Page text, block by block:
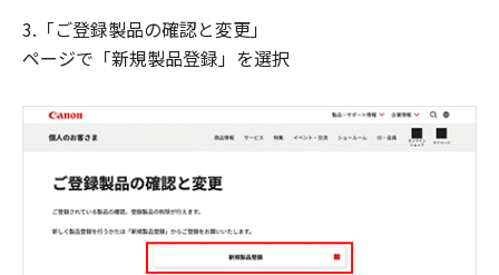
3.「ご登録製品の確認と変更」
ページで「新規製品登録」を選択